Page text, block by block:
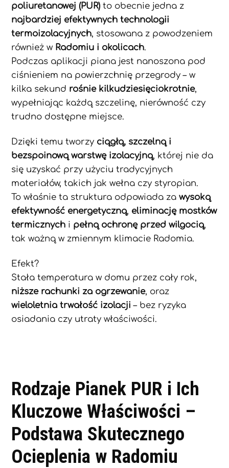
poliuretanowej (PUR) to obecnie jedna z
najbardziej efektywnych technologii
termoizolacyjnych, stosowana z powodzeniem
również w Radomiu i okolicach.
Podczas aplikacji piana jest nanoszona pod
ciśnieniem na powierzchnię przegrody – w
kilka sekund rośnie kilkudziesięciokrotnie,
wypełniając każdą szczelinę, nierówność czy
trudno dostępne miejsce.
Dzięki temu tworzy ciągłą, szczelną i
bezspoinową warstwę izolacyjną, której nie da
się uzyskać przy użyciu tradycyjnych
materiałów, takich jak wełna czy styropian.
To właśnie ta struktura odpowiada zawysoką
efektywność energetyczną, eliminację mostków
termicznych i pełną ochronę przed wilgocią,
tak ważną w zmiennym klimacie Radomia.
Efekt?
Stała temperatura w domu przez cały rok,
niższe rachunki za ogrzewanie, oraz
wieloletnia trwałość izolacji – bez ryzyka
osiadania czy utraty właściwości.
Rodzaje Pianek PUR i Ich
Kluczowe Właściwości –
Podstawa Skutecznego
Ocieplenia w Radomiu